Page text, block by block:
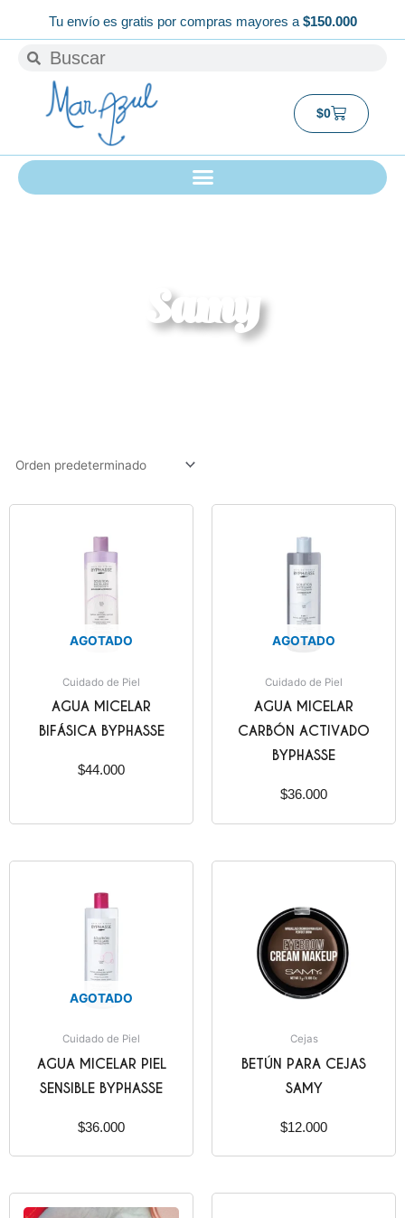
contenido
Tu envío es gratis por compras mayores a $150.000
BuscarBuscar
$0Carrito
Samy
AGOTADO
Cuidado de Piel
AGUA MICELAR
BIFÁSICA BYPHASSE
$44.000
AGOTADO
Cuidado de Piel
AGUA MICELAR
CARBÓN ACTIVADO
BYPHASSE
$36.000
AGOTADO
Cuidado de Piel
AGUA MICELAR PIEL
SENSIBLE BYPHASSE
$36.000
Cejas
BETÚN PARA CEJAS
SAMY
$12.000